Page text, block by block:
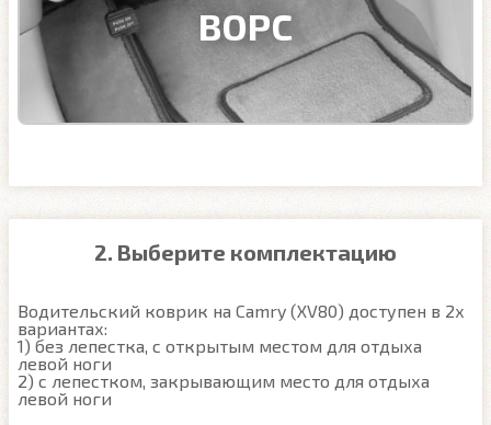
ВОРС
2. Выберите комплектацию
Водительский коврик на Camry (XV80) доступен в 2х
вариантах:
1) без лепестка, с открытым местом для отдыха
левой ноги
2) с лепестком, закрывающим место для отдыха
левой ноги